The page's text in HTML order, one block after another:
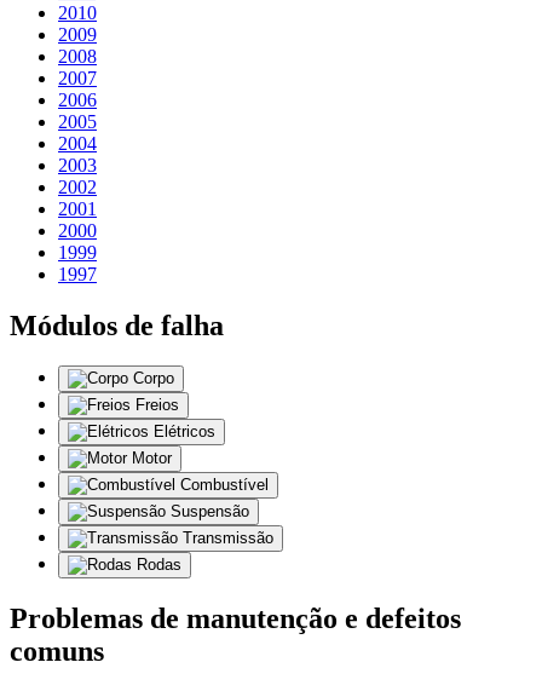
2010
2009
2008
2007
2006
2005
2004
2003
2002
2001
2000
1999
1997
Módulos de falha
Corpo
Freios
Elétricos
Motor
Combustível
Suspensão
Transmissão
Rodas
Problemas de manutenção e defeitos
comuns